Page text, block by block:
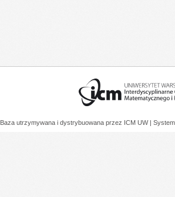
Baza utrzymywana i dystrybuowana przez ICM UW |